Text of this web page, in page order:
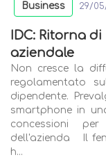
Business 29/
IDC: Ritorna
aziendale
Non cresce la
regolamentato
dipendente.
smartphone in
concessioni
dell'azienda Il
h...